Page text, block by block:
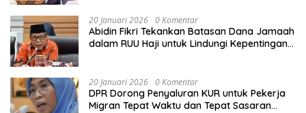
20 Januari 2026 0 Komentar
Abidin Fikri Tekankan Batasan Dana Jamaah
dalam RUU Haji untuk Lindungi Kepentingan
20 Januari 2026 0 Komentar
DPR Dorong Penyaluran KUR untuk Pekerja
Migran Tepat Waktu dan Tepat Sasaran